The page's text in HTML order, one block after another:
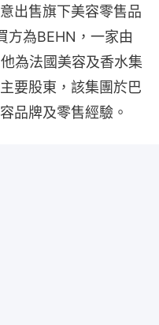
出售旗下美容零售品
方為BEHN，一家由
為法國美容及香水集
要股東，該集團於巴
品牌及零售經驗。